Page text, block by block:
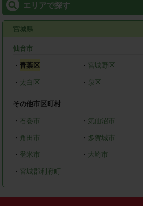
エリアで探す
宮城県
仙台市
・ 青葉区 ・ 宮城野区
・ 太白区 ・ 泉区
その他市区町村
・ 石巻市 ・ 気仙沼市
・ 角田市 ・ 多賀城市
・ 登米市 ・ 大崎市
・ 宮城郡利府町